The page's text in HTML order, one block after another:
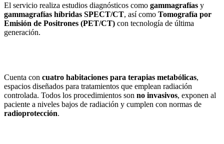
El servicio realiza estudios diagnósticos como gammagrafías y
gammagrafías híbridas SPECT/CT, así como Tomografía por
Emisión de Positrones (PET/CT) con tecnología de última
generación.
Cuenta con cuatro habitaciones para terapias metabólicas,
espacios diseñados para tratamientos que emplean radiación
controlada. Todos los procedimientos son no invasivos, exponen al
paciente a niveles bajos de radiación y cumplen con normas de
radioprotección.